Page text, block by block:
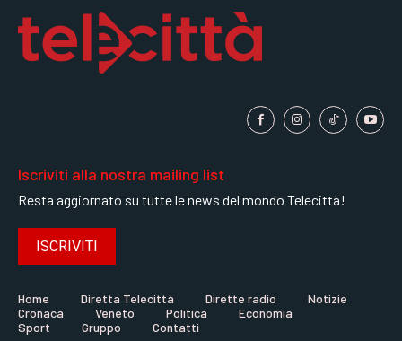
Iscriviti alla nostra mailing list
Resta aggiornato su tutte le news del mondo Telecittà!
ISCRIVITI
Home Diretta Telecittà Dirette radio
Notizie
Cronaca
Veneto Politica
Economia
Sport
Gruppo Contatti